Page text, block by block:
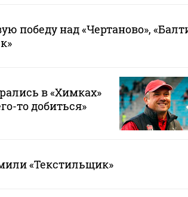
победу над «Чертаново»,
в «Химках»
то добиться»
«Текстильщик»